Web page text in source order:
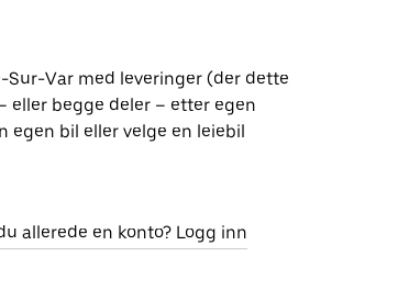
Sur-Var med leveringer (der dette
eller begge deler – etter egen
egen bil eller velge en leiebil
allerede en konto? Logg inn